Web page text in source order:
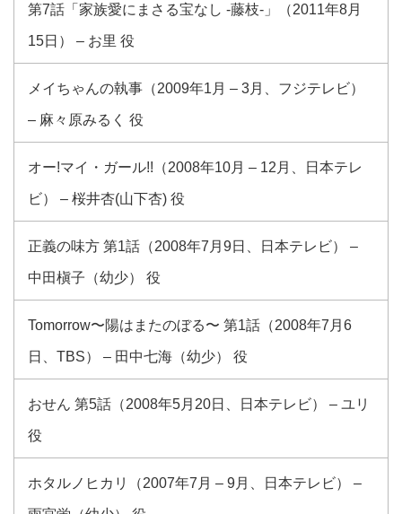
第7話「家族愛にまさる宝なし -藤枝-」（2011年8月
15日） – お里 役
メイちゃんの執事（2009年1月 – 3月、フジテレビ）
– 麻々原みるく 役
オー!マイ・ガール!!（2008年10月 – 12月、日本テレ
ビ） – 桜井杏(山下杏) 役
正義の味方 第1話（2008年7月9日、日本テレビ） –
中田槇子（幼少） 役
Tomorrow〜陽はまたのぼる〜 第1話（2008年7月6
日、TBS） – 田中七海（幼少） 役
おせん 第5話（2008年5月20日、日本テレビ） – ユリ
役
ホタルノヒカリ（2007年7月 – 9月、日本テレビ） –